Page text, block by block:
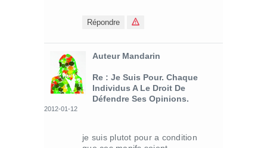
Répondre
Auteur Mandarin
Re : Je Suis Pour. Chaque
Individus A Le Droit De
Défendre Ses Opinions.
2012-01-12
je suis plutot pour a condition